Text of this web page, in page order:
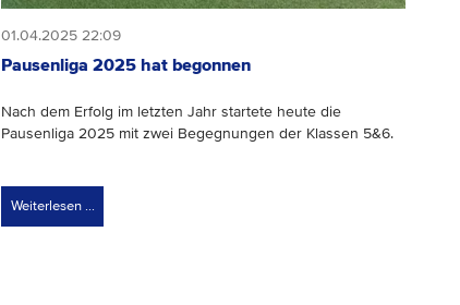
01.04.2025 22:09
Pausenliga 2025 hat begonnen
Nach dem Erfolg im letzten Jahr startete heute die
Pausenliga 2025 mit zwei Begegnungen der Klassen 5&6.
Weiterlesen …